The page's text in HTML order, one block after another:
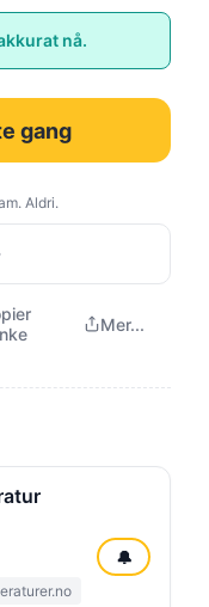
nå.
gang
Aldri.
Mer...
🔔